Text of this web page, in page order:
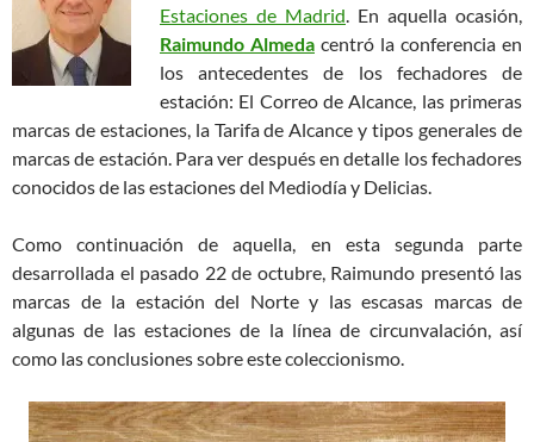
Estaciones de Madrid. En aquella ocasión,
Raimundo Almeda centró la conferencia en
los antecedentes de los fechadores de
estación: El Correo de Alcance, las primeras
marcas de estaciones, la Tarifa de Alcance y tipos generales de
marcas de estación. Para ver después en detalle los fechadores
conocidos de las estaciones del Mediodía y Delicias.
Como continuación de aquella, en esta segunda parte
desarrollada el pasado 22 de octubre, Raimundo presentó las
marcas de la estación del Norte y las escasas marcas de
algunas de las estaciones de la línea de circunvalación, así
como las conclusiones sobre este coleccionismo.